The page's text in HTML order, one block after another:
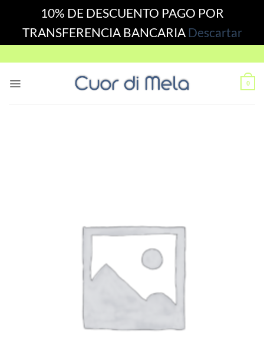
10% DE DESCUENTO PAGO POR
TRANSFERENCIA BANCARIA Descartar
to
0